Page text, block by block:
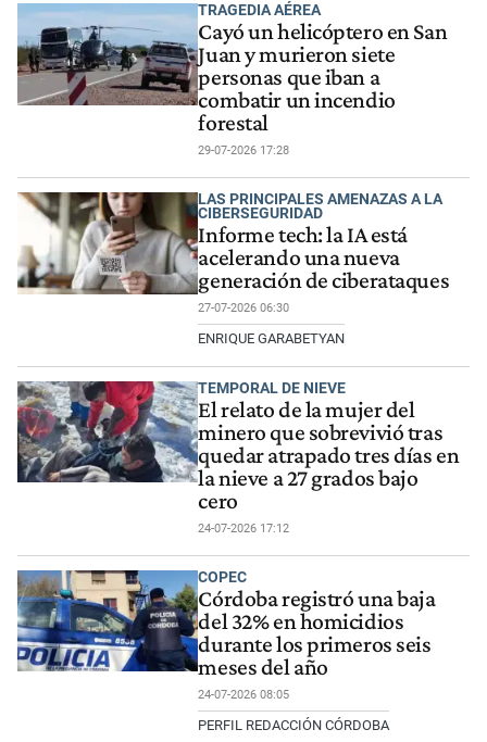
TRAGEDIA AÉREA
Cayó un helicóptero en San
Juan y murieron siete
personas que iban a
combatir un incendio
forestal
29-07-2026 17:28
LAS PRINCIPALES AMENAZAS A LA
CIBERSEGURIDAD
Informe tech: la IA está
acelerando una nueva
generación de ciberataques
27-07-2026 06:30
ENRIQUE GARABETYAN
TEMPORAL DE NIEVE
El relato de la mujer del
minero que sobrevivió tras
quedar atrapado tres días en
la nieve a 27 grados bajo
cero
24-07-2026 17:12
COPEC
Córdoba registró una baja
del 32% en homicidios
durante los primeros seis
meses del año
24-07-2026 08:05
PERFIL REDACCIÓN CÓRDOBA